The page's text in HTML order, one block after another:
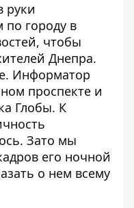
руки
по городу в
чтобы
Днепра.
Информатор
проспекте и
Глобы. К
Зато мы
его ночной
о нем всему